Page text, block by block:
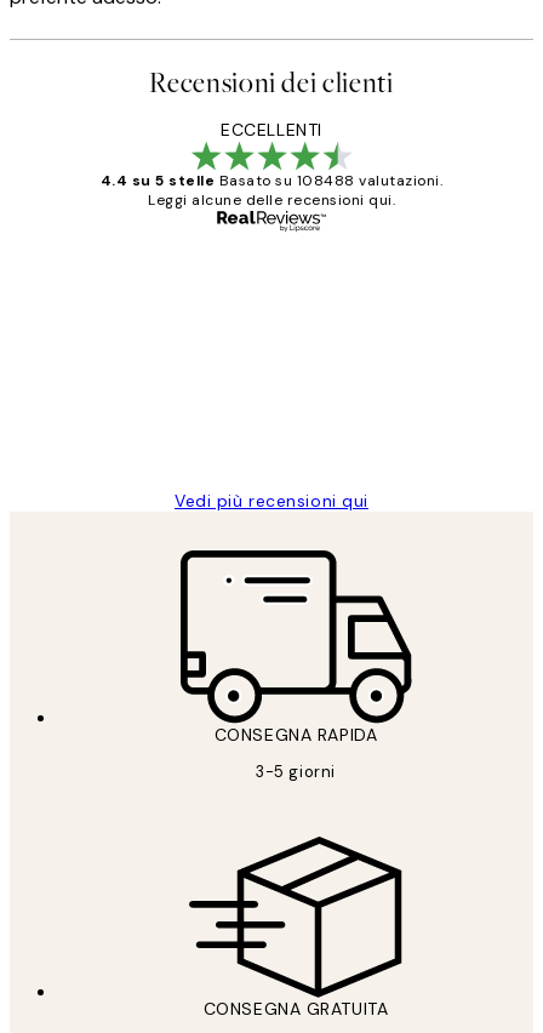
Recensioni dei clienti
ECCELLENTI
4.4 su 5 stelle Basato su 108488 valutazioni.
Leggi alcune delle recensioni qui.
Vedi più recensioni qui
CONSEGNA RAPIDA
3-5 giorni
CONSEGNA GRATUITA